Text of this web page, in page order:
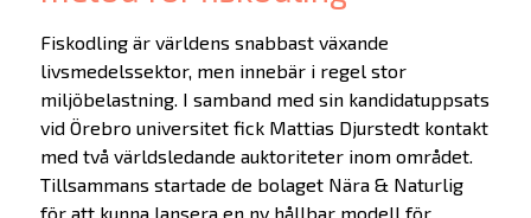
Fiskodling är världens snabbast växande
livsmedelssektor, men innebär i regel stor
miljöbelastning. I samband med sin kandidatuppsats
vid Örebro universitet fick Mattias Djurstedt kontakt
med två världsledande auktoriteter inom området.
Tillsammans startade de bolaget Nära & Naturlig
för att kunna lansera en ny hållbar modell för